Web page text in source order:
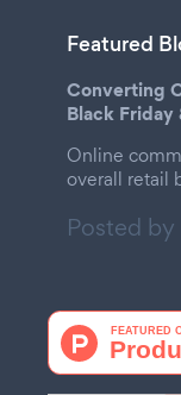
Featured
Converting
Black
Online
overall retail
Posted by